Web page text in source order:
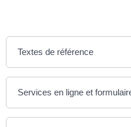
Textes de référence
Services en ligne et